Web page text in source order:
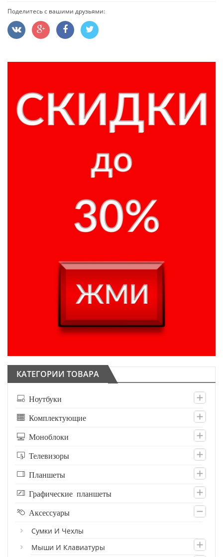
Поделитесь с вашими друзьями:
КАТЕГОРИИ ТОВАРА
Ноутбуки
Комплектующие
Моноблоки
Телевизоры
Планшеты
Графические планшеты
Аксессуары
Сумки И Чехлы
Мыши И Клавиатуры